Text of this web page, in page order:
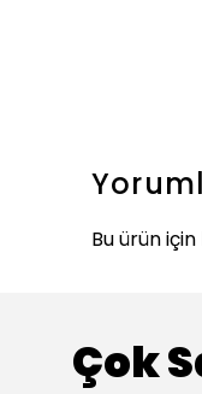
Bu ürün
Çok